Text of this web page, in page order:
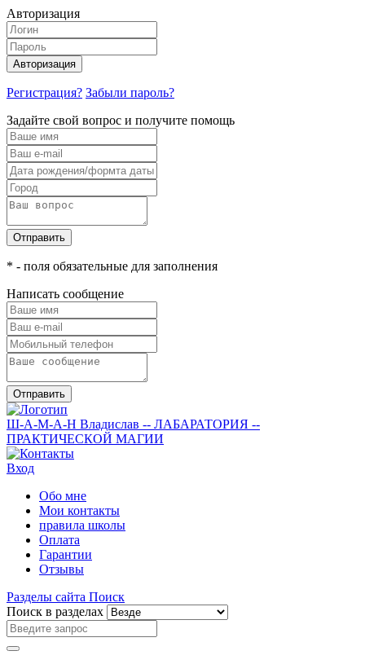
Авторизация
Авторизация
Регистрация? Забыли пароль?
Задайте свой вопрос и получите помощь
Отправить
* - поля обязательные для заполнения
Написать сообщение
Отправить
Ш-А-М-А-Н Владислав -- ЛАБАРАТОРИЯ --
ПРАКТИЧЕСКОЙ МАГИИ
Вход
Обо мне
Мои контакты
правила школы
Оплата
Гарантии
Отзывы
Разделы сайта Поиск
Поиск в разделах